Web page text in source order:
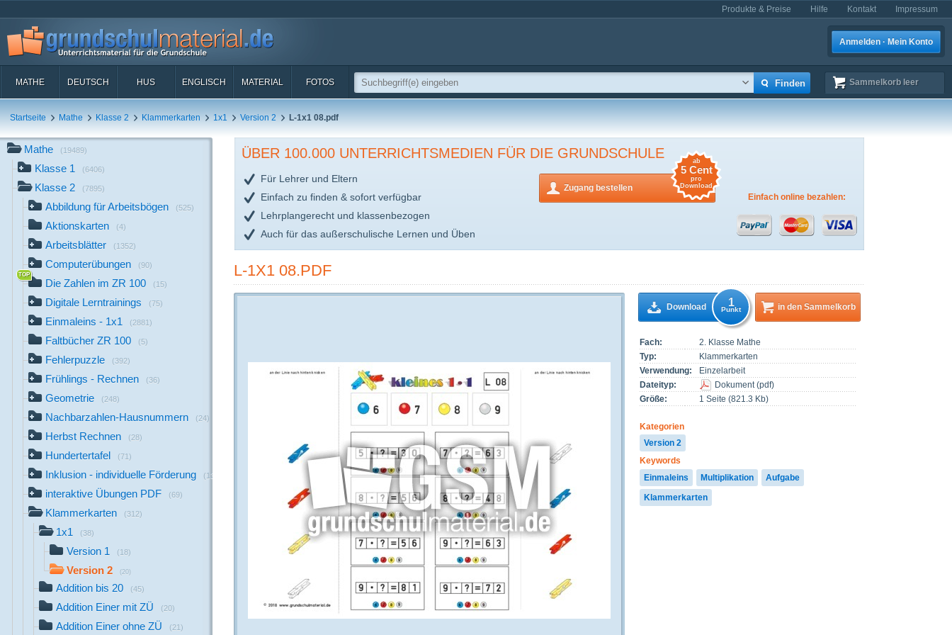
Produkte & Preise Hilfe Kontakt Impressum
Anmelden · Mein Konto
MATHE DEUTSCH HUS ENGLISCH MATERIAL FOTOS Sammelkorb leer
Startseite Mathe Klasse 2 Klammerkarten 1x1 Version 2 L-1x1 08.pdf
Mathe (19489)
Klasse 1 (6406)
Klasse 2 (7895)
Abbildung für Arbeitsbögen (525)
Aktionskarten (4)
Arbeitsblätter (1352)
Computerübungen (90)
Die Zahlen im ZR 100 (15)
Digitale Lerntrainings (75)
Einmaleins - 1x1 (2881)
Faltbücher ZR 100 (5)
Fehlerpuzzle (392)
Frühlings - Rechnen (36)
Geometrie (248)
Nachbarzahlen-Hausnummern (24)
Herbst Rechnen (28)
Hundertertafel (71)
Inklusion - individuelle Förderung (13)
interaktive Übungen PDF (69)
Klammerkarten (312)
1x1 (38)
Version 1 (18)
Version 2 (20)
Addition bis 20 (45)
Addition Einer mit ZÜ (20)
Addition Einer ohne ZÜ (21)
ÜBER 100.000 UNTERRICHTSMEDIEN FÜR DIE GRUNDSCHULE
Für Lehrer und Eltern
Einfach zu finden & sofort verfügbar
Lehrplangerecht und klassenbezogen
Auch für das außerschulische Lernen und Üben
Zugang bestellen
ab
5 Cent
pro
Download
Einfach online bezahlen:
L-1X1 08.PDF
Fach:
2. Klasse Mathe
Typ:
Klammerkarten
Verwendung:
Einzelarbeit
Dateityp:
Dokument(pdf)
Größe:
1 Seite (821.3 Kb)
Kategorien
Version 2
Keywords
Einmaleins
Multiplikation
Aufgabe
Klammerkarten
Download 1
Punkt in den Sammelkorb